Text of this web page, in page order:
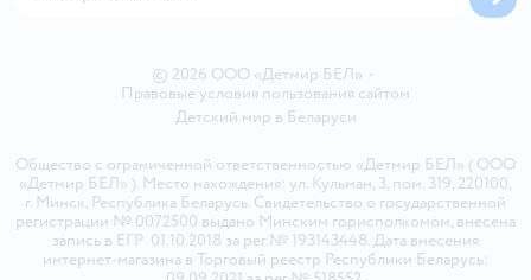
© 2026 ООО «Детмир БЕЛ» •
Правовые условия пользования сайтом
Детский мир в Беларуси
Общество с ограниченной ответственностью «Детмир БЕЛ» ( ООО
«Детмир БЕЛ» ). Место нахождения: ул. Кульман, 3, пом. 319, 220100,
г. Минск, Республика Беларусь. Свидетельство о государственной
регистрации № 0072500 выдано Минским горисполкомом, внесена
запись в ЕГР 01.10.2018 за рег.№ 193143448. Дата внесения
интернет-магазина в Торговый реестр Республики Беларусь: